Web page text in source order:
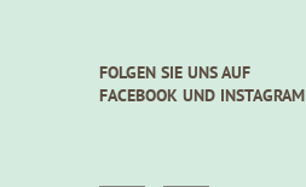
FOLGEN SIE UNS AUF
FACEBOOK UND INSTAGRAM